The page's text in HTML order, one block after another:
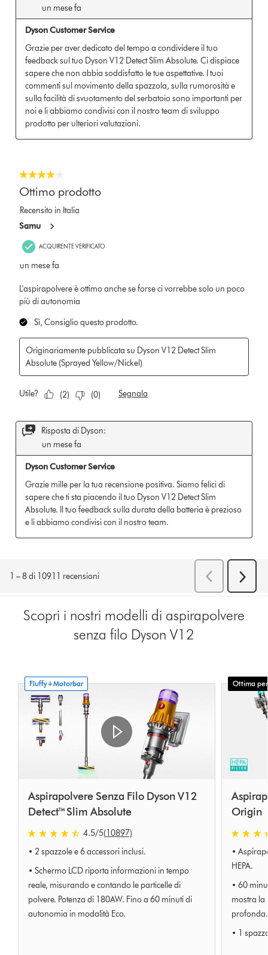
Scopri i nostri modelli di aspirapolvere
senza filo Dyson V12
Fluffy+Motorbar
Aspirapolvere Senza Filo Dyson V12
Detect™ Slim Absolute
4.5
stelle
su
10897
Ratings
4.5/5(10897)
• 2 spazzole e 6 accessori inclusi.
• Schermo LCD riporta informazioni in tempo
reale, misurando e contando le particelle di
polvere. Potenza di 180AW. Fino a 60 minuti di
autonomia in modalità Eco.
Ottima
Origin
4.5
stelle
su
10897
Ratings
•
HEPA.
• 60
mostra la
profonda.
• 1